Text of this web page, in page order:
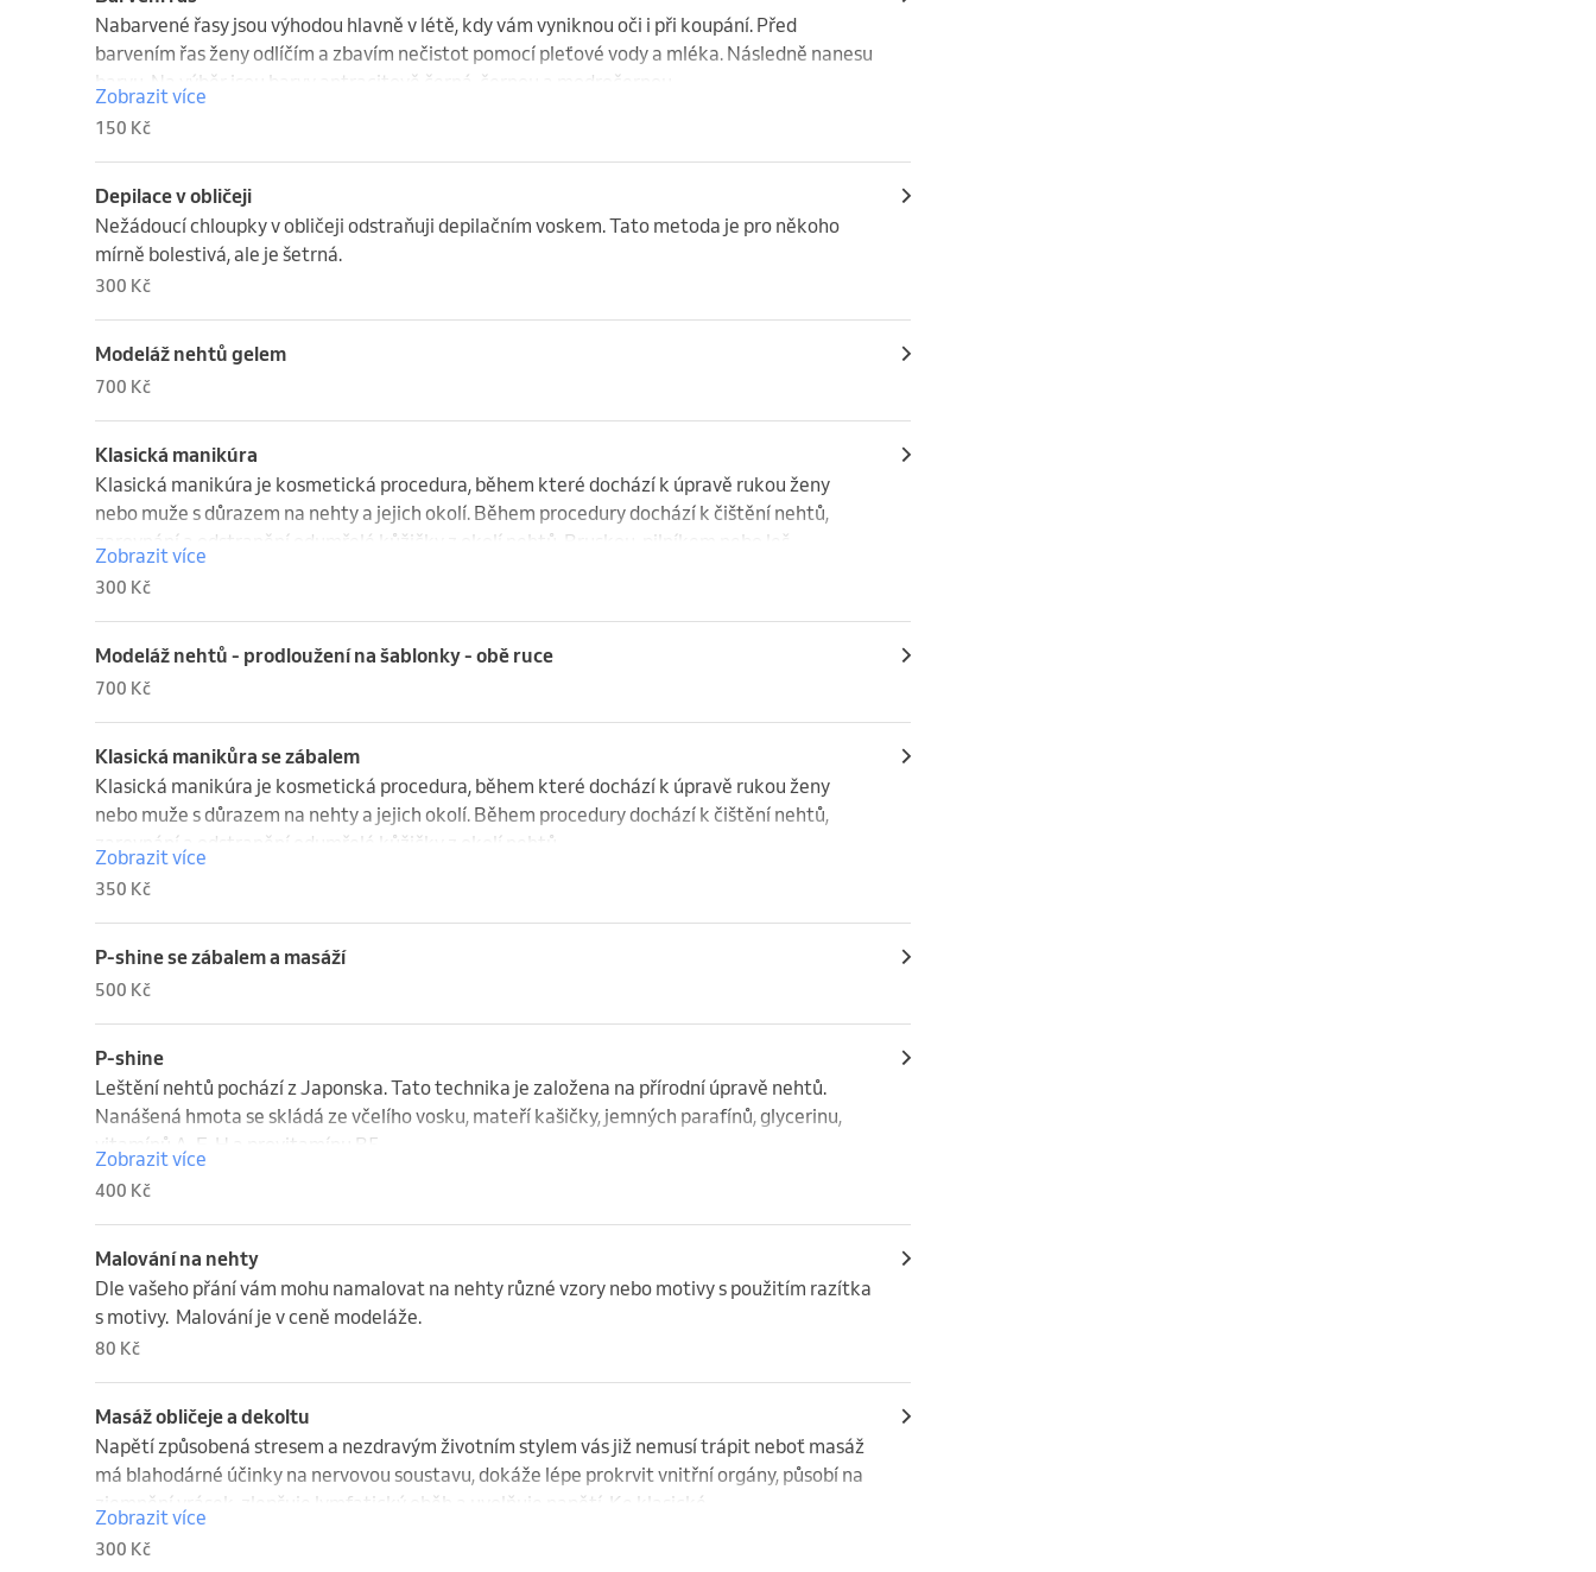
Nabarvené řasy jsou výhodou hlavně v létě, kdy vám vyniknou oči i při koupání. Před
barvením řas ženy odlíčím a zbavím nečistot pomocí pleťové vody a mléka. Následně nanesu
barvu. Na výběr jsou barvy antracitově černá, černou a modročernou..
Zobrazit více
150 Kč
Depilace v obličeji
Nežádoucí chloupky v obličeji odstraňuji depilačním voskem. Tato metoda je pro někoho
mírně bolestivá, ale je šetrná.
300 Kč
Modeláž nehtů gelem
700 Kč
Klasická manikúra
Klasická manikúra je kosmetická procedura, během které dochází k úpravě rukou ženy
nebo muže s důrazem na nehty a jejich okolí. Během procedury dochází k čištění nehtů,
zarovnání a odstranění odumřelé kůžičky z okolí nehtů. Bruskou, pilníkem nebo leš
Zobrazit více
300 Kč
Modeláž nehtů - prodloužení na šablonky - obě ruce
700 Kč
Klasická manikůra se zábalem
Klasická manikúra je kosmetická procedura, během které dochází k úpravě rukou ženy
nebo muže s důrazem na nehty a jejich okolí. Během procedury dochází k čištění nehtů,
zarovnání a odstranění odumřelé kůžičky z okolí nehtů.
Zobrazit více
350 Kč
P-shine se zábalem a masáží
500 Kč
P-shine
Leštění nehtů pochází z Japonska. Tato technika je založena na přírodní úpravě nehtů.
Nanášená hmota se skládá ze včelího vosku, mateří kašičky, jemných parafínů, glycerinu,
vitamínů A, E, H a provitamínu B5.
Zobrazit více
400 Kč
Malování na nehty
Dle vašeho přání vám mohu namalovat na nehty různé vzory nebo motivy s použitím razítka
s motivy.  Malování je v ceně modeláže.
80 Kč
Masáž obličeje a dekoltu
Napětí způsobená stresem a nezdravým životním stylem vás již nemusí trápit neboť masáž
má blahodárné účinky na nervovou soustavu, dokáže lépe prokrvit vnitřní orgány, působí na
zjemnění vrásek, zlepšuje lymfatický oběh a uvolňuje napětí. Ke klasické
Zobrazit více
300 Kč